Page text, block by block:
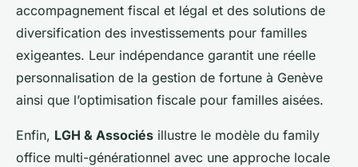
accompagnement fiscal et légal et des solutions de
diversification des investissements pour familles
exigeantes. Leur indépendance garantit une réelle
personnalisation de la gestion de fortune à Genève
ainsi que l’optimisation fiscale pour familles aisées.
Enfin, LGH & Associés illustre le modèle du family
office multi-générationnel avec une approche locale